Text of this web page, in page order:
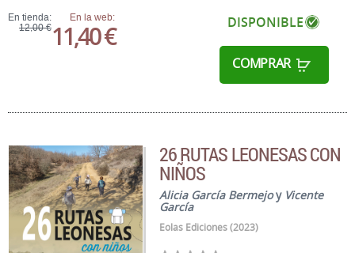
En tienda:
12,00 €
En la web:
11,40 € DISPONIBLE
COMPRAR
26 RUTAS LEONESAS CON
NIÑOS
Alicia García Bermejoy Vicente
García
Eolas Ediciones (2023)